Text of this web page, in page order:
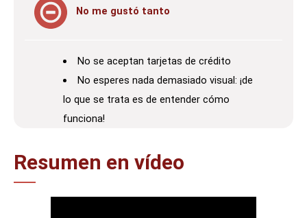
No me gustó tanto
No se aceptan tarjetas de crédito
No esperes nada demasiado visual: ¡de
lo que se trata es de entender cómo
funciona!
Resumen en vídeo